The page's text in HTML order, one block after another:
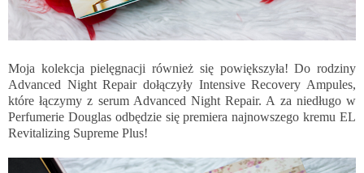
Moja kolekcja pielęgnacji również się powiększyła! Do rodziny
Advanced Night Repair dołączyły Intensive Recovery Ampules,
które łączymy z serum Advanced Night Repair. A za niedługo w
Perfumerie Douglas odbędzie się premiera najnowszego kremu EL
Revitalizing Supreme Plus!